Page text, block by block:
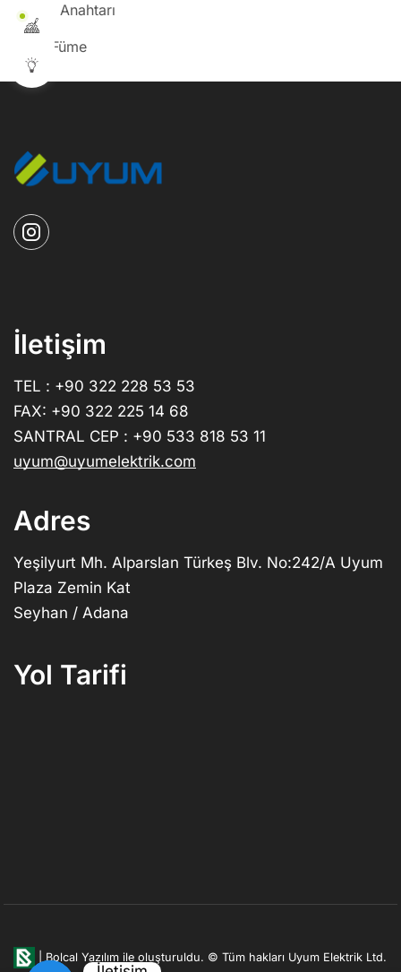
Tip: Zil Anahtarı
Renk: Füme
İletişim
TEL : +90 322 228 53 53
FAX: +90 322 225 14 68
SANTRAL CEP : +90 533 818 53 11
uyum@uyumelektrik.com
Adres
Yeşilyurt Mh. Alparslan Türkeş Blv. No:242/A Uyum
Plaza Zemin Kat
Seyhan / Adana
Yol Tarifi
Bolcal Yazılım ile oluşturuldu. © Tüm hakları Uyum Elektrik Ltd.